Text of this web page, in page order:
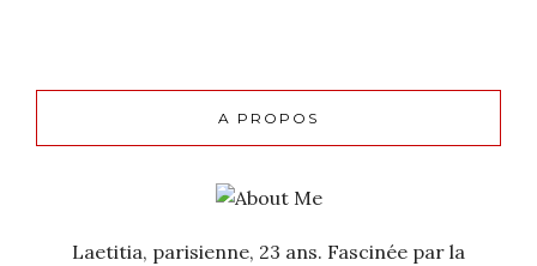
A PROPOS
Laetitia, parisienne, 23 ans. Fascinée par la